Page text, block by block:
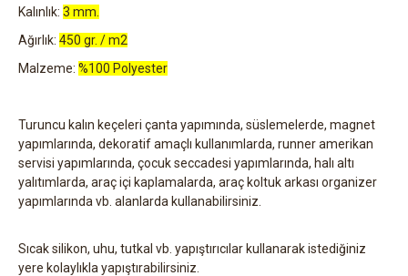
Kalınlık: 3 mm.
Ağırlık: 450 gr. / m2
Malzeme: %100 Polyester
Turuncu kalın keçeleri çanta yapımında, süslemelerde, magnet
yapımlarında, dekoratif amaçlı kullanımlarda, runner amerikan
servisi yapımlarında, çocuk seccadesi yapımlarında, halı altı
yalıtımlarda, araç içi kaplamalarda, araç koltuk arkası organizer
yapımlarında vb. alanlarda kullanabilirsiniz.
Sıcak silikon, uhu, tutkal vb. yapıştırıcılar kullanarak istediğiniz
yere kolaylıkla yapıştırabilirsiniz.